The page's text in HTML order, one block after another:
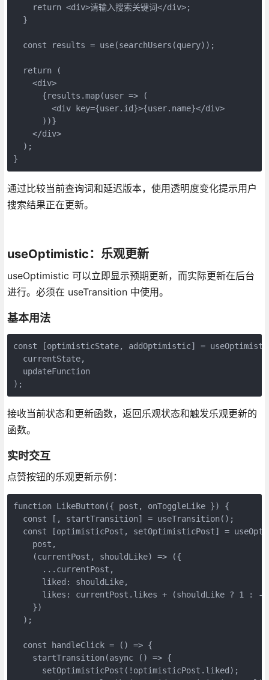
    return <div>请输入搜索关键词</div>;
  }
  const results = use(searchUsers(query));
  return (
    <div>
      {results.map(user => (
        <div key={user.id}>{user.name}</div>
      ))}
    </div>
  );
}
通过比较当前查询词和延迟版本，使用透明度变化提示用户
搜索结果正在更新。
useOptimistic：乐观更新
useOptimistic 可以立即显示预期更新，而实际更新在后台
进行。必须在 useTransition 中使用。
基本用法
const [optimisticState, addOptimistic] =
  currentState,
  updateFunction
);
接收当前状态和更新函数，返回乐观状态和触发乐观更新的
函数。
实时交互
点赞按钮的乐观更新示例：
function LikeButton({ post, onToggleLike }) {
  const [, startTransition] = useTransition();
const [optimisticPost, setOptimisticPost] =
    post,
    (currentPost, shouldLike) => ({
      ...currentPost,
      liked: shouldLike,
likes: currentPost.likes + (shouldLike ? 1 : -
    })
  );
  const handleClick = () => {
    startTransition(async () => {
      setOptimisticPost(!optimisticPost.liked);